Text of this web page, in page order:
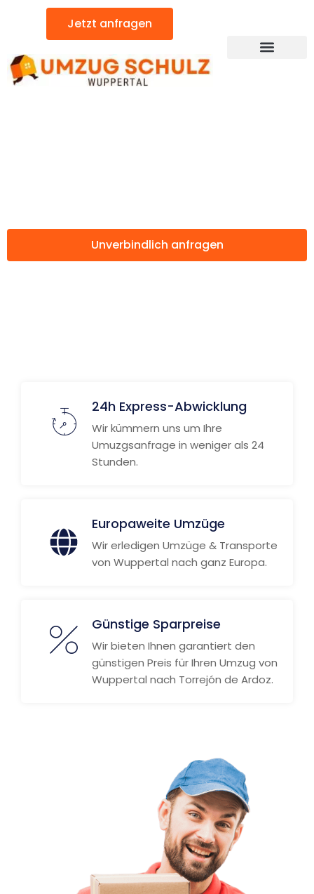
Jetzt anfragen
Unverbindlich anfragen
24h Express-Abwicklung
Wir kümmern uns um Ihre
Umuzgsanfrage in weniger als 24
Stunden.
Europaweite Umzüge
Wir erledigen Umzüge & Transporte
von Wuppertal nach ganz Europa.
Günstige Sparpreise
Wir bieten Ihnen garantiert den
günstigen Preis für Ihren Umzug von
Wuppertal nach Torrejón de Ardoz.